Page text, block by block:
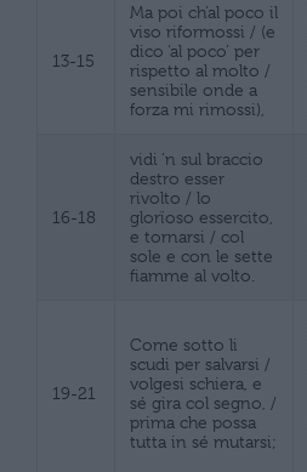
13-15
Ma poi ch’al poco il
viso riformossi / (e
dico ‘al poco’ per
rispetto al molto /
sensibile onde a
forza mi rimossi),
16-18
vidi ‘n sul braccio
destro esser
rivolto / lo
glorïoso essercito,
e tornarsi / col
sole e con le sette
fiamme al volto.
19-21
Come sotto li
scudi per salvarsi /
volgesi schiera, e
sé gira col segno, /
prima che possa
tutta in sé mutarsi;